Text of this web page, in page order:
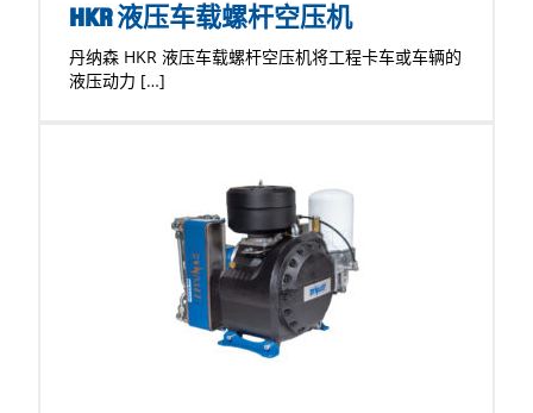
HKR 液压车载螺杆空压机
丹纳森 HKR 液压车载螺杆空压机将工程卡车或车辆的
液压动力 […]